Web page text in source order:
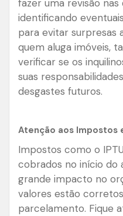
fazer uma revisão
identificando
para evitar surpresas
quem aluga imóveis,
verificar se os
suas
desgastes futuros.
Atenção aos Impostos
Impostos como o
cobrados no início do
grande impacto no
valores estão
parcelamento. Fique